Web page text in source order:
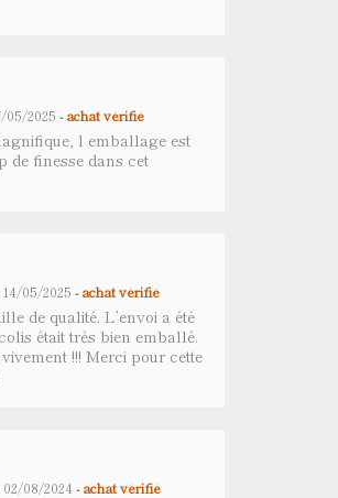
05/2025 - achat vérifié
l emballage est
de finesse dans cet
14/05/2025 - achat vérifié
de qualité. L’envoi a été
était très bien emballé.
!!! Merci pour cette
02/08/2024 - achat vérifié